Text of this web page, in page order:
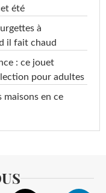
été
à
il fait chaud
: ce jouet
pour adultes
maisons en ce